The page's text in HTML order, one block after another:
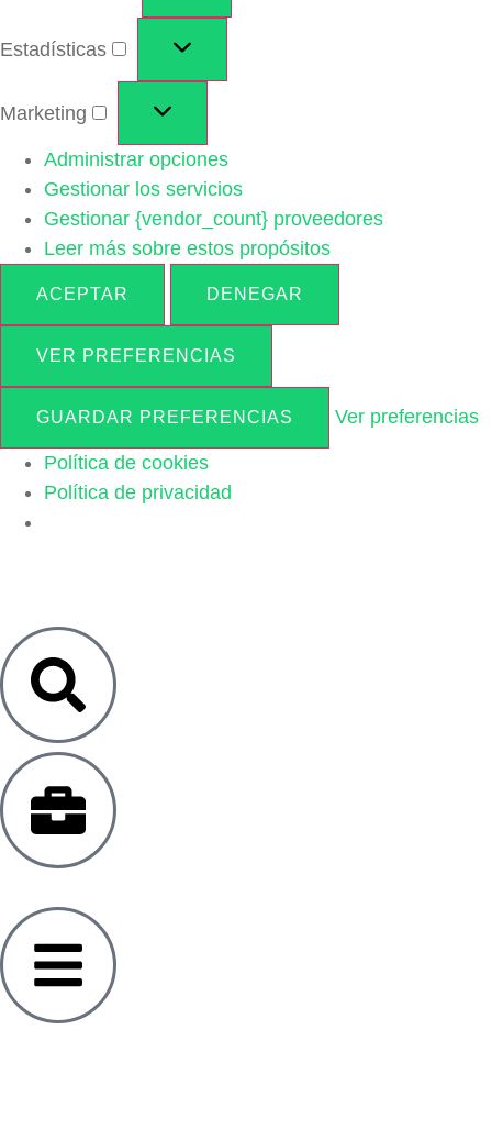
Estadísticas
Marketing
Administrar opciones
Gestionar los servicios
Gestionar {vendor_count} proveedores
Leer más sobre estos propósitos
ACEPTAR DENEGAR
VER PREFERENCIAS
GUARDAR PREFERENCIAS Ver preferencias
Política de cookies
Política de privacidad